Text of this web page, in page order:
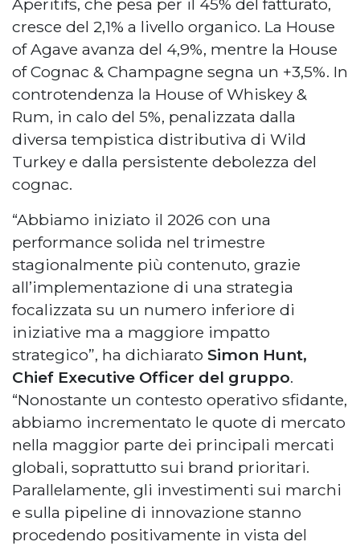
cresce del 2,1% a livello organico. La House
of Agave avanza del 4,9%, mentre la House
of Cognac & Champagne segna un +3,5%. In
controtendenza la House of Whiskey &
Rum, in calo del 5%, penalizzata dalla
diversa tempistica distributiva di Wild
Turkey e dalla persistente debolezza del
cognac.
“Abbiamo iniziato il 2026 con una
performance solida nel trimestre
stagionalmente più contenuto, grazie
all’implementazione di una strategia
focalizzata su un numero inferiore di
iniziative ma a maggiore impatto
strategico”, ha dichiarato Simon Hunt,
Chief Executive Officer del gruppo.
“Nonostante un contesto operativo sfidante,
abbiamo incrementato le quote di mercato
nella maggior parte dei principali mercati
globali, soprattutto sui brand prioritari.
Parallelamente, gli investimenti sui marchi
e sulla pipeline di innovazione stanno
procedendo positivamente in vista del